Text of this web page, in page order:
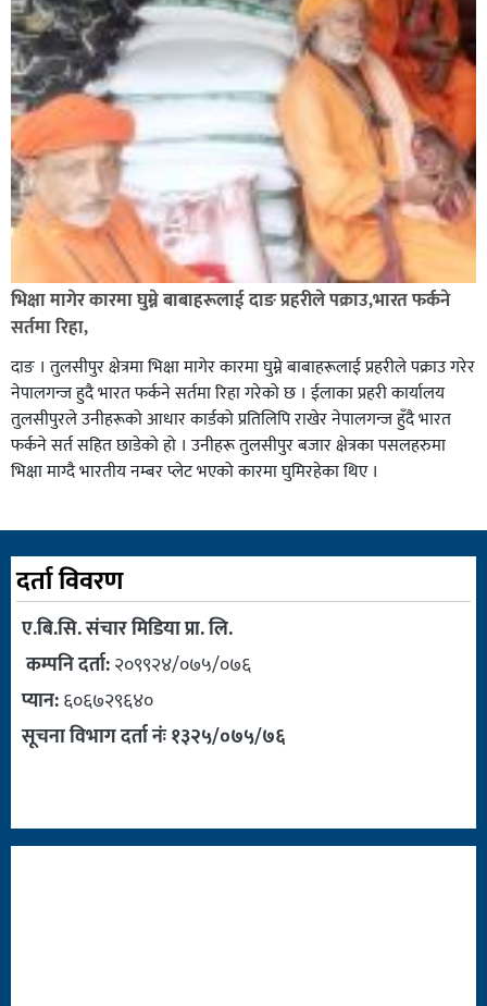
भिक्षा मागेर कारमा घुम्ने बाबाहरूलाई दाङ प्रहरीले पक्राउ,भारत फर्कने
सर्तमा रिहा,
दाङ । तुलसीपुर क्षेत्रमा भिक्षा मागेर कारमा घुम्ने बाबाहरूलाई प्रहरीले पक्राउ गरेर
नेपालगन्ज हुदै भारत फर्कने सर्तमा रिहा गरेको छ । ईलाका प्रहरी कार्यालय
तुलसीपुरले उनीहरूको आधार कार्डको प्रतिलिपि राखेर नेपालगन्ज हुँदै भारत
फर्कने सर्त सहित छाडेको हो । उनीहरू तुलसीपुर बजार क्षेत्रका पसलहरुमा
भिक्षा माग्दै भारतीय नम्बर प्लेट भएको कारमा घुमिरहेका थिए ।
दर्ता विवरण
ए.बि.सि. संचार मिडिया प्रा. लि.
कम्पनि दर्ता:२०९९२४/०७५/०७६
प्यान:६०६७२९६४०
सूचना विभाग दर्ता नंः १३२५/०७५/७६